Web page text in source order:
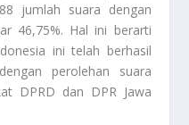
jumlah suara dengan
46,75%. Hal ini berarti
ini telah berhasil
perolehan suara
DPRD dan DPR Jawa